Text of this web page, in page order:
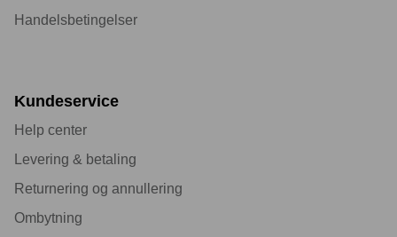
Handelsbetingelser
Kundeservice
Help center
Levering & betaling
Returnering og annullering
Ombytning